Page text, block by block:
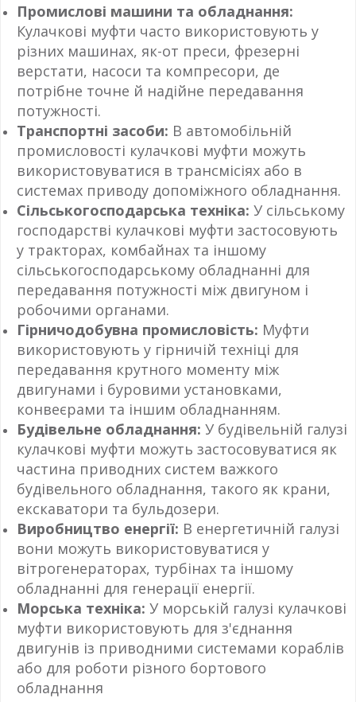
Промислові машини та обладнання:
Кулачкові муфти часто використовують у
різних машинах, як-от преси, фрезерні
верстати, насоси та компресори, де
потрібне точне й надійне передавання
потужності.
Транспортні засоби: В автомобільній
промисловості кулачкові муфти можуть
використовуватися в трансмісіях або в
системах приводу допоміжного обладнання.
Сільськогосподарська техніка: У сільському
господарстві кулачкові муфти застосовують
у тракторах, комбайнах та іншому
сільськогосподарському обладнанні для
передавання потужності між двигуном і
робочими органами.
Гірничодобувна промисловість: Муфти
використовують у гірничій техніці для
передавання крутного моменту між
двигунами і буровими установками,
конвеєрами та іншим обладнанням.
Будівельне обладнання: У будівельній галузі
кулачкові муфти можуть застосовуватися як
частина приводних систем важкого
будівельного обладнання, такого як крани,
екскаватори та бульдозери.
Виробництво енергії: В енергетичній галузі
вони можуть використовуватися у
вітрогенераторах, турбінах та іншому
обладнанні для генерації енергії.
Морська техніка: У морській галузі кулачкові
муфти використовують для з'єднання
двигунів із приводними системами кораблів
або для роботи різного бортового
обладнання